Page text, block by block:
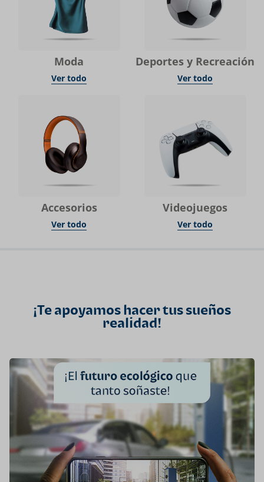
Moda
Ver todo
Deportes y Recreación
Ver todo
Accesorios
Ver todo
Videojuegos
Ver todo
¡Te apoyamos hacer tus sueños
realidad!